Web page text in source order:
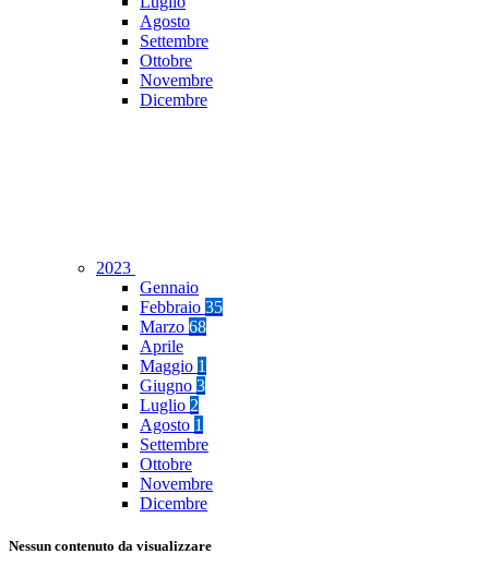
Agosto
Settembre
Ottobre
Novembre
Dicembre
2023
Gennaio
Febbraio 35
Marzo 68
Aprile
Maggio 1
Giugno 3
Luglio 2
Agosto 1
Settembre
Ottobre
Novembre
Dicembre
Nessun contenuto da visualizzare